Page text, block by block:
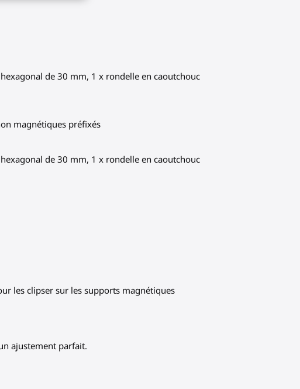
de 30 mm, 1 x rondelle en caoutchouc
magnétiques préfixés
de 30 mm, 1 x rondelle en caoutchouc
les clipser sur les supports magnétiques
ajustement parfait.